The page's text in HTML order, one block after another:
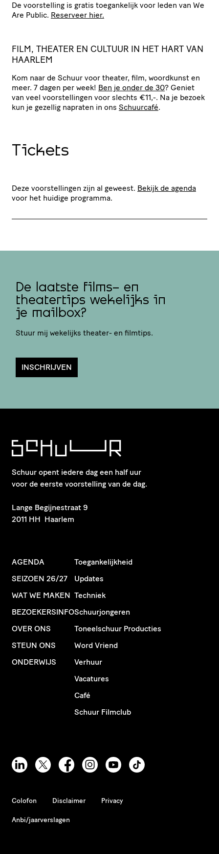
De voor­stel­ling is gratis toegan­ke­lijk voor leden van We
Are Public. Reserveer hier.
FILM, THEATER EN CULTUUR IN HET HART VAN
HAARLEM
Kom naar de Schuur voor theater, film, woordkunst en
meer. 7 dagen per week! Ben je onder de 30? Geniet
van veel voor­stel­lingen voor slechts €11,-. Na je bezoek
kun je gezellig napraten in ons Schuurcafé.
Tickets
Deze voorstellingen zijn al geweest. Bekijk de agenda
voor het huidige programma.
De laatste films- en
theatertips wekelijks in
je mailbox?
Stuur mij wekelijks theater- en filmtips.
INSCHRIJVEN
Schuur opent iedere dag een half uur
voor de eerste voorstelling van de dag.
​Lange Begijnestraat 9
2011 HH Haarlem
AGENDA
SEIZOEN 26/27
WAT WE MAKEN
BEZOEKERSINFO
OVER ONS
STEUN ONS
ONDERWIJS
Toegankelijkheid
Updates
Techniek
Schuurjongeren
Toneelschuur Producties
Word Vriend
Verhuur
Vacatures
Café
Schuur Filmclub
Colofon Disclaimer Privacy
Anbi/jaarverslagen